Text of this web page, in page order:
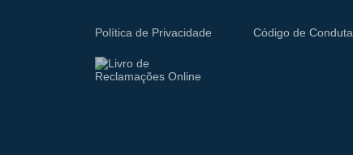
Política de Privacidade Código de Conduta